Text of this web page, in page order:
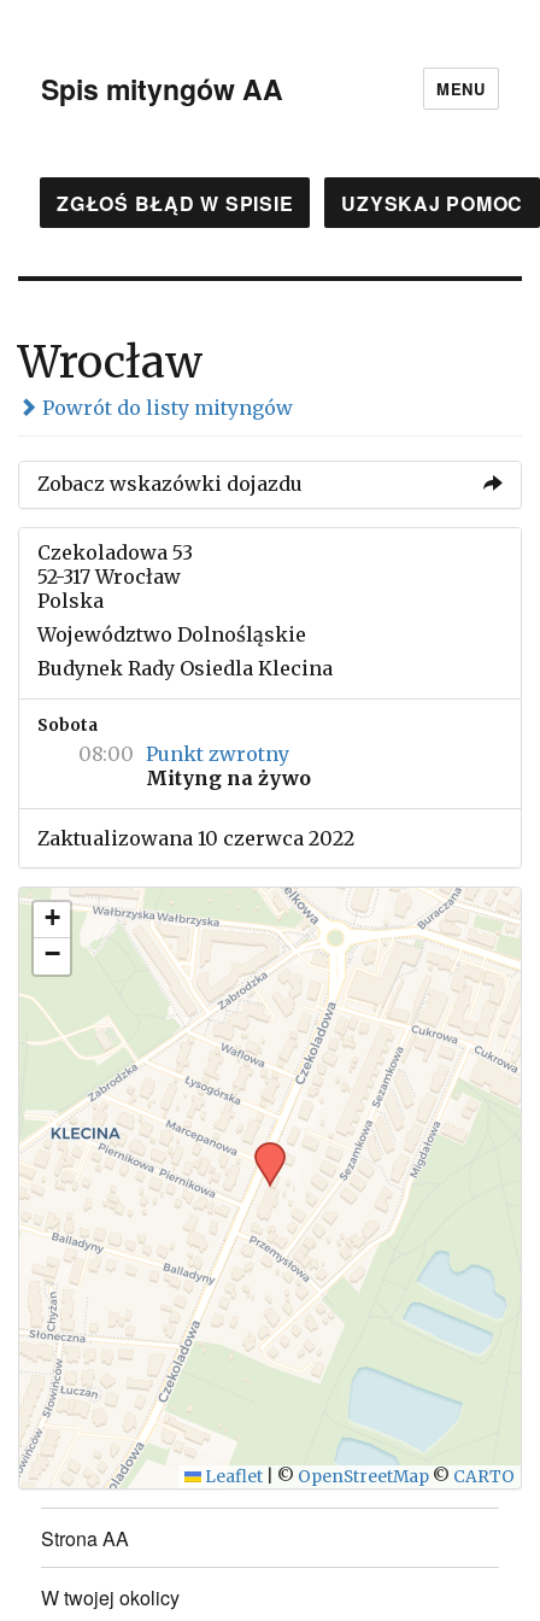
Spis mityngów AA MENU
ZGŁOŚ BŁĄD W SPISIE UZYSKAJ POMOC
Wrocław
Powrót do listy mityngów
Zobacz wskazówki dojazdu
Czekoladowa 53
52-317 Wrocław
Polska
Województwo Dolnośląskie
Budynek Rady Osiedla Klecina
Sobota
08:00 Punkt zwrotny
Mityng na żywo
Zaktualizowana 10 czerwca 2022
+
−
Leaflet © OpenStreetMap © CARTO
Strona AA
W twojej okolicy